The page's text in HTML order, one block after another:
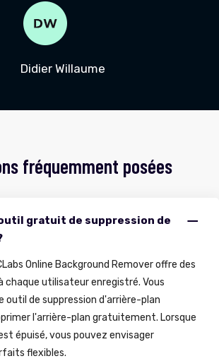
fréquemment posées
gratuit de suppression de
Online Background Remover offre des
utilisateur enregistré. Vous
outil de suppression d'arrière-plan
l'arrière-plan gratuitement. Lorsque
épuisé, vous pouvez envisager
flexibles.